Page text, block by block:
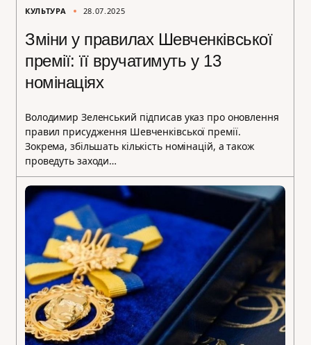
КУЛЬТУРА 28.07.2025
Зміни у правилах Шевченківської
премії: її вручатимуть у 13
номінаціях
Володимир Зеленський підписав указ про оновлення
правил присудження Шевченківської премії.
Зокрема, збільшать кількість номінацій, а також
проведуть заходи…